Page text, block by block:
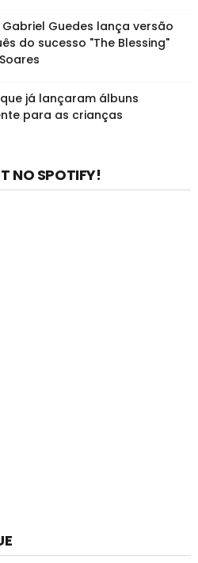
Gabriel Guedes lança versão
do sucesso "The Blessing"
já lançaram álbuns
para as crianças
NO SPOTIFY!